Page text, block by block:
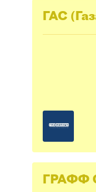
ГАС
ГРАФФ